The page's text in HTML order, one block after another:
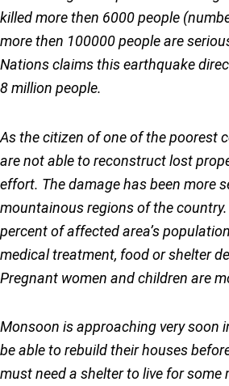
killed more then 6000 people
more then 100000 people are
Nations claims this earthquake
8 million people.
As the citizen of one of the poorest
are not able to reconstruct lost
effort. The damage has been more
mountainous regions of the
percent of affected area’s
medical treatment, food or shelter
Pregnant women and children are
Monsoon is approaching very soon
be able to rebuild their houses
must need a shelter to live for some